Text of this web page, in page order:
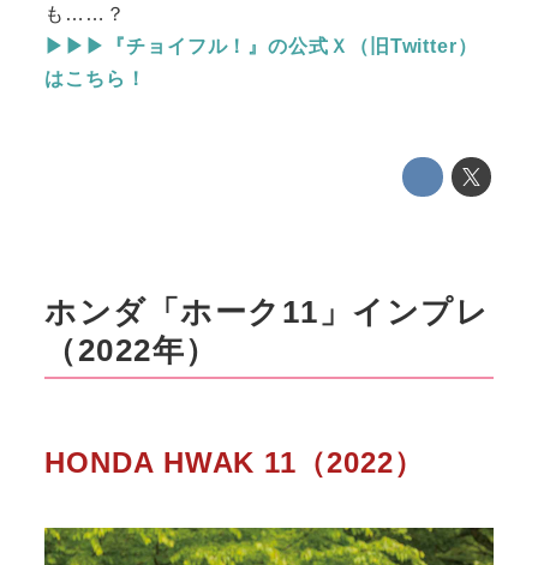
も……？
▶▶▶『チョイフル！』の公式Ｘ（旧Twitter）
はこちら！
ホンダ「ホーク11」インプレ
（2022年）
HONDA HWAK 11（2022）